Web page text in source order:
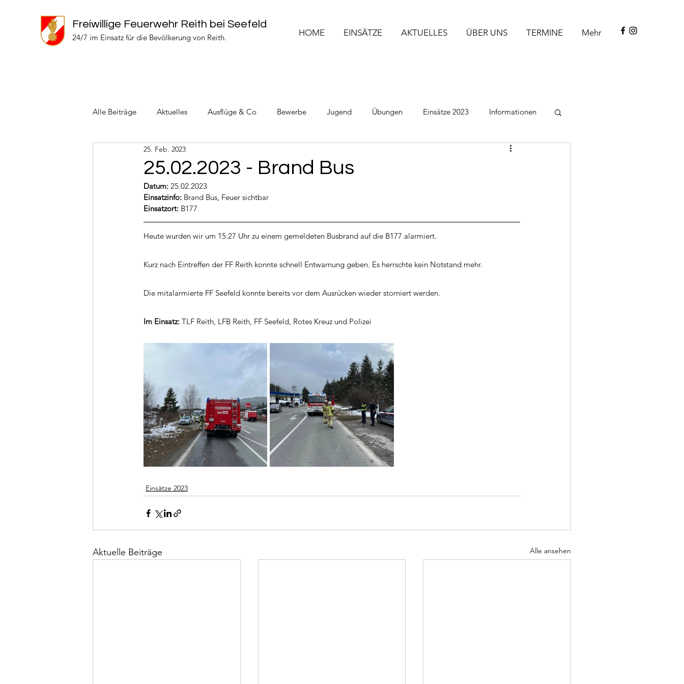
Freiwillige Feuerwehr Reith bei Seefeld
24/7 im Einsatz für die Bevölkerung von Reith. HOME EINSÄTZE AKTUELLES ÜBER UNS TERMINE Mehr
Alle Beiträge Aktuelles Ausflüge & Co Bewerbe Jugend Übungen Einsätze 2023 Informationen
Einsätze 2024 Einsätze 2022
25.02.2023 - Brand Bus
25. Feb. 2023
Datum: 25.02.2023
Einsatzinfo: Brand Bus, Feuer sichtbar
Einsatzort: B177
Heute wurden wir um 15:27 Uhr zu einem gemeldeten Busbrand auf die B177 alarmiert.
Kurz nach Eintreffen der FF Reith konnte schnell Entwarnung geben. Es herrschte kein Notstand mehr.
Die mitalarmierte FF Seefeld konnte bereits vor dem Ausrücken wieder storniert werden.
Im Einsatz: TLF Reith, LFB Reith, FF Seefeld, Rotes Kreuz und Polizei
Einsätze 2023
Aktuelle Beiträge Alle ansehen